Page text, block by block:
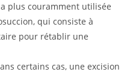
plus couramment utilisée
qui consiste à
pour rétablir une
certains cas, une excision